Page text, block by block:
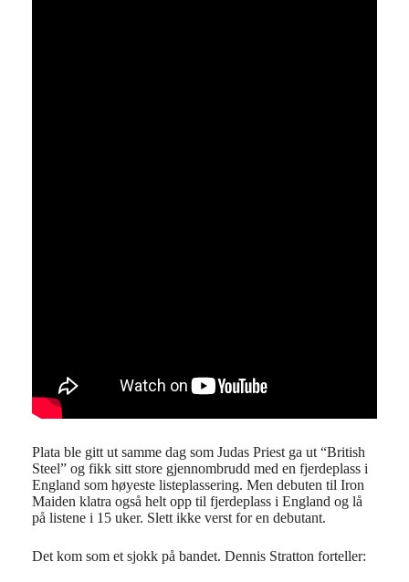
Plata ble gitt ut samme dag som Judas Priest ga ut “British
Steel” og fikk sitt store gjennombrudd med en fjerdeplass i
England som høyeste listeplassering. Men debuten til Iron
Maiden klatra også helt opp til fjerdeplass i England og lå
på listene i 15 uker. Slett ikke verst for en debutant.
Det kom som et sjokk på bandet. Dennis Stratton forteller: